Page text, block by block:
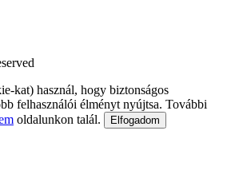
kat) használ, hogy biztonságos
felhasználói élményt nyújtsa. További
oldalunkon talál. Elfogadom